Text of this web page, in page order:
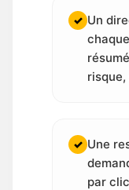
✓ Un
✓ Une
par